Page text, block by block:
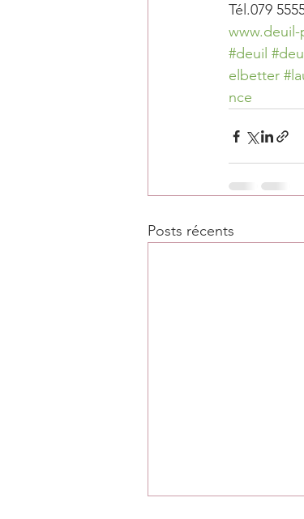
Tél.079
#deuil
elbetter
nce
Posts récents